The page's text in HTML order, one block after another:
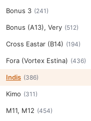
Bonus 3 (241)
Bonus (A13), Very (512)
Cross Eastar (B14) (194)
Fora (Vortex Estina) (436)
Indis (386)
Kimo (311)
M11, M12 (454)